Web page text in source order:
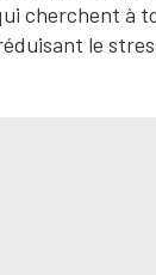
cherchent à
le